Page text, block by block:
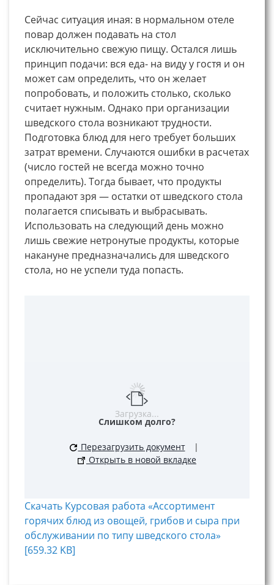
Сейчас ситуация иная: в нормальном отеле
повар должен подавать на стол
исключительно свежую пищу. Остался лишь
принцип подачи: вся еда- на виду у гостя и он
может сам определить, что он желает
попробовать, и положить столько, сколько
считает нужным. Однако при организации
шведского стола возникают трудности.
Подготовка блюд для него требует больших
затрат времени. Случаются ошибки в расчетах
(число гостей не всегда можно точно
определить). Тогда бывает, что продукты
пропадают зря — остатки от шведского стола
полагается списывать и выбрасывать.
Использовать на следующий день можно
лишь свежие нетронутые продукты, которые
накануне предназначались для шведского
стола, но не успели туда попасть.
Загрузка...
Слишком долго?
Перезагрузить документ
|
Открыть в новой вкладке
Скачать Курсовая работа «Ассортимент
горячих блюд из овощей, грибов и сыра при
обслуживании по типу шведского стола»
[659.32 KB]